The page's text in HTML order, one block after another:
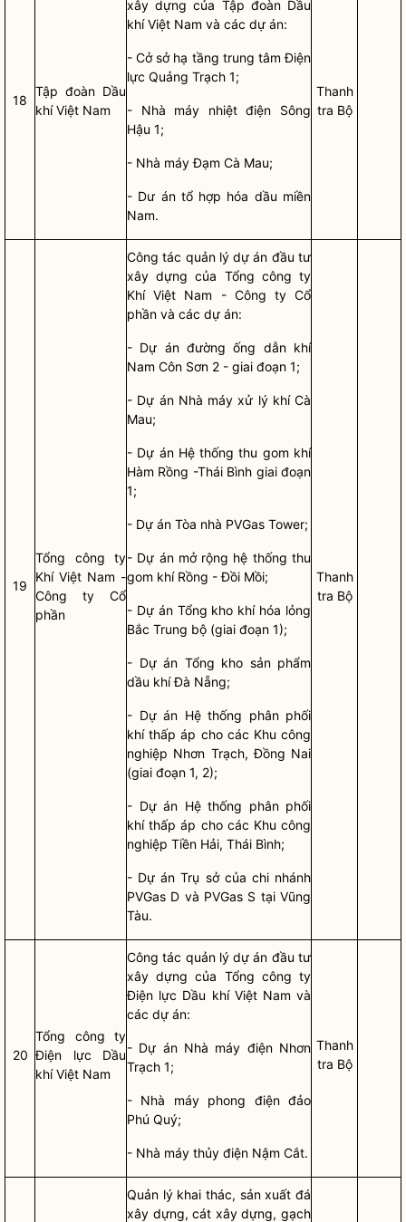
18
Tập đoàn Dầu
khí Việt Nam
xây dựng của Tập đoàn Dầu
khí Việt Nam và các dự án:
- Cở sở hạ tầng trung tâm Điện
lực Quảng Trạch 1;
- Nhà máy nhiệt điện Sông
Hậu 1;
- Nhà máy Đạm Cà Mau;
- Dư án tổ hợp hóa dầu miền
Nam.
Thanh
tra Bộ
19
Tổng công ty
Khí Việt Nam -
Công ty Cổ
phần
Công tác quản lýdự án đầu tư
xây dựng của Tổng công ty
Khí Việt Nam - Công ty Cổ
phần và các dự án:
- Dự án đường ống dẫn khí
Nam Côn Sơn 2 - giai đoạn 1;
- Dự án Nhà máy xử lý khí Cà
Mau;
- Dự án Hệ thống thu gom khí
Hàm Rồng -Thái Bình giai đoạn
1;
- Dự án Tòa nhà PVGas Tower;
- Dự án mở rộng hệ thống thu
gom khí Rồng - Đồi Mồi;
- Dự án Tổng kho khí hóa lỏng
Bắc Trung bộ (giai đoạn 1);
- Dự án Tổng kho sản phẩm
dầu khí Đà Nẵng;
- Dự án Hệ thống phân phối
khí thấp áp cho các Khu công
nghiệp Nhơn Trạch, Đồng Nai
(giai đoạn 1, 2);
- Dự án Hệ thống phân phối
khí thấp áp cho các Khu công
nghiệp Tiền Hải, Thái Bình;
- Dự án Trụ sở của chi nhánh
PVGas D và PVGas S tại Vũng
Tàu.
Thanh
tra Bộ
20
Tổng công ty
Điện lực Dầu
khí Việt Nam
Công tác quản lýdự án đầu tư
xây dựng của Tổng công ty
Điện lực Dầu khí Việt Nam và
các dự án:
- Dự án Nhà máy điện Nhơn
Trạch 1;
- Nhà máy phong điện đảo
Phú Quý;
- Nhà máy thủy điện Nậm Cắt.
Thanh
tra Bộ
Quản lý khai thác, sản xuất đá
xây dựng, cát xây dựng, gạch